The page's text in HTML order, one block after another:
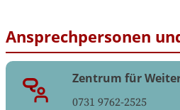
Ansprechpersonen
Zentrum für
0731 9762-2525